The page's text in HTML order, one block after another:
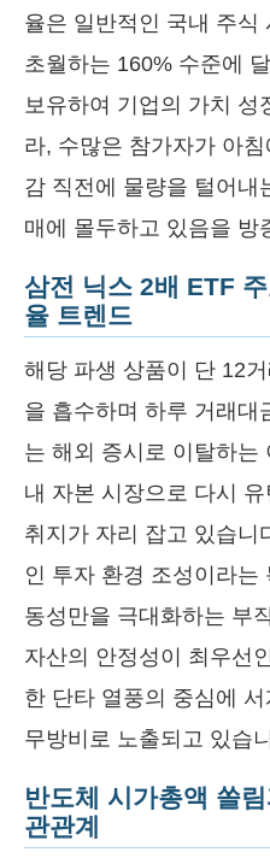
율은 일반적인 국내 주식
초월하는 160% 수준에
보유하여 기업의 가치 성
라, 수많은 참가자가 아
감 직전에 물량을 털어내
매에 몰두하고 있음을 방
삼전 닉스 2배 ETF
율 트렌드
해당 파생 상품이 단 12
을 흡수하며 하루 거래대
는 해외 증시로 이탈하는
내 자본 시장으로 다시
취지가 자리 잡고 있습니
인 투자 환경 조성이라는
동성만을 극대화하는 부
자산의 안정성이 최우선
한 단타 열풍의 중심에
무방비로 노출되고 있습
반도체 시가총액 쏠
관관계